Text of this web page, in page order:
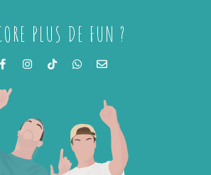
PLUS DE FUN ?